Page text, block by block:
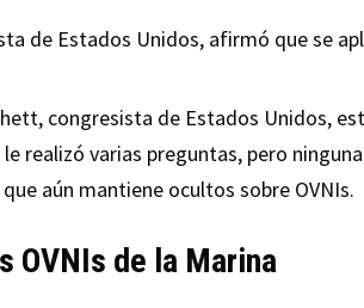
congresista de Estados Unidos,
le realizó varias preguntas, pero
aún mantiene ocultos sobre OVNIs.
OVNIs de la Marina